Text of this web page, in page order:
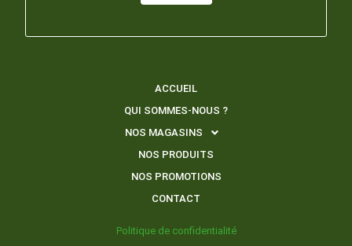
ACCUEIL
QUI SOMMES-NOUS ?
NOS MAGASINS
NOS PRODUITS
NOS PROMOTIONS
CONTACT
Politique de confidentialité